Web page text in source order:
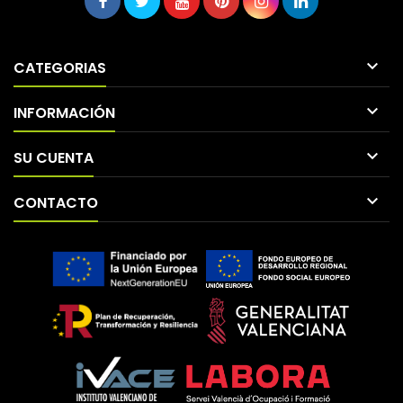
CATEGORIAS 
INFORMACIÓN 
SU CUENTA 
CONTACTO 